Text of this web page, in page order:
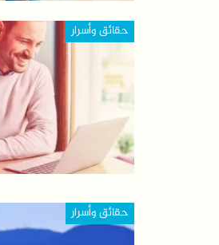
حقائق وأسرار
حقائق وأسرار